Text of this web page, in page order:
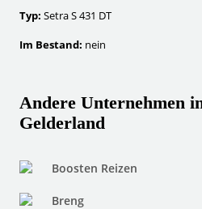
Typ: Setra S 431 DT
Im Bestand: nein
Andere Unternehmen
Gelderland
Boosten Reizen
Breng